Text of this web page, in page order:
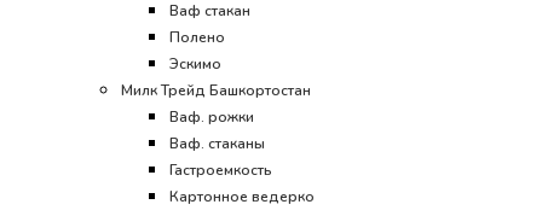
Ваф стакан
Полено
Эскимо
Милк Трейд Башкортостан
Ваф. рожки
Ваф. стаканы
Гастроемкость
Картонное ведерко